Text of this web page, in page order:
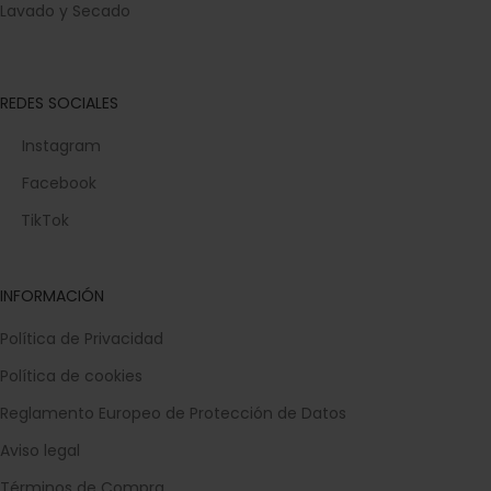
Lavado y Secado
REDES SOCIALES
Instagram
Facebook
TikTok
INFORMACIÓN
Política de Privacidad
Política de cookies
Reglamento Europeo de Protección de Datos
Aviso legal